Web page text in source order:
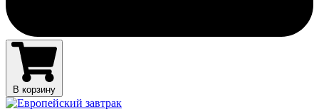
В корзину